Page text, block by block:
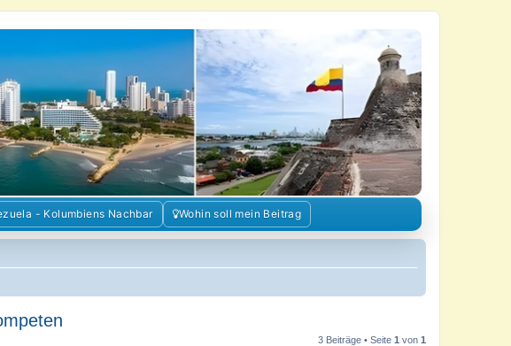
- Kolumbiens Nachbar Wohin soll mein Beitrag
3 Beiträge • Seite 1 von 1